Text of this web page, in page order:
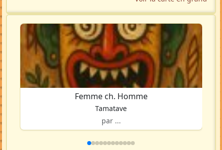
Femme ch. Homme
Tamatave
par ...